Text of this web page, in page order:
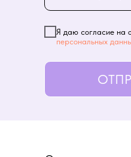
Я даю согласие на
персональных